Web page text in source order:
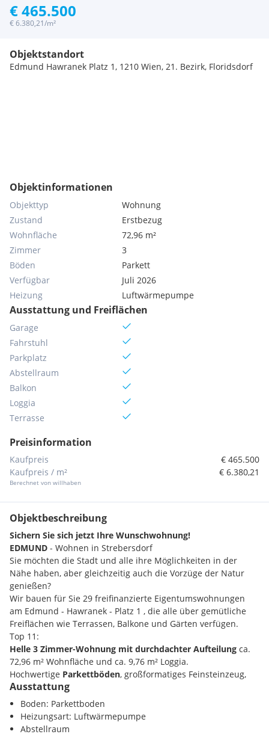
€ 465.500
€ 6.380,21/m²
Objektstandort
Edmund Hawranek Platz 1, 1210 Wien, 21. Bezirk, Floridsdorf
Objektinformationen
Objekttyp
Wohnung
Zustand
Erstbezug
Wohnfläche
72,96 m²
Zimmer
3
Böden
Parkett
Verfügbar
Juli 2026
Heizung
Luftwärmepumpe
Ausstattung und Freiflächen
Garage
Fahrstuhl
Parkplatz
Abstellraum
Balkon
Loggia
Terrasse
Preisinformation
Kaufpreis
€ 465.500
Kaufpreis / m²
Berechnet von willhaben
€ 6.380,21
Objektbeschreibung
Sichern Sie sich jetzt Ihre Wunschwohnung!
EDMUND - Wohnen in Strebersdorf
Sie möchten die Stadt und alle ihre Möglichkeiten in der
Nähe haben, aber gleichzeitig auch die Vorzüge der Natur
genießen?
Wir bauen für Sie 29 freifinanzierte Eigentumswohnungen
am Edmund - Hawranek - Platz 1 , die alle über gemütliche
Freiflächen wie Terrassen, Balkone und Gärten verfügen.
Top 11:
Helle 3 Zimmer-Wohnung mit durchdachter Aufteilung ca.
72,96 m² Wohnfläche und ca. 9,76 m² Loggia.
Hochwertige Parkettböden, großformatiges Feinsteinzeug,
Raffstores und Holz-Alu Fenstern tragen zu einem hohen
Wohnkomfort bei.
Für eine besonders effiziente Beheizung und Kühlung sorgt
eine Luft-Wasser-Wärmepumpe. Darüber hinaus erfolgt die
Ausstattung
Boden: Parkettboden
Heizungsart: Luftwärmepumpe
Abstellraum